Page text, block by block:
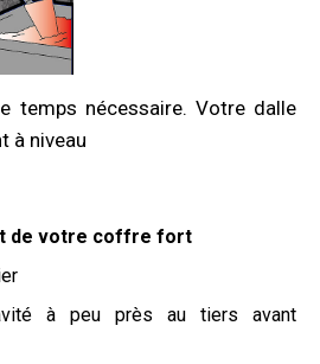
temps nécessaire. Votre dalle
à niveau
de votre coffre fort
à peu près au tiers avant